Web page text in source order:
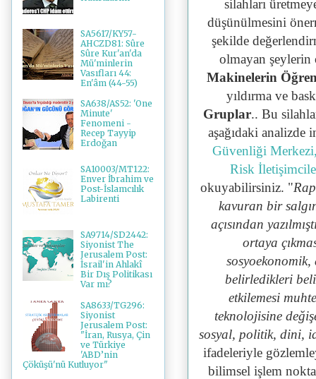
silahları
düşünülmesini
şekilde
olmayan
Makinelerin
yıldırma ve
Gruplar.. Bu
aşağıdaki analizde
Güvenliği
Risk
okuyabilirsiniz. "
kavuran bir
açısından
ortaya
belirledikleri
etkilemesi
teknolojisine
sosyal, politik, dini,
ifadeleriyle
bilimsel işlem
SA5617/KY57-
AHCZD81: Sûre
Sûre Kur'an'da
Mü'minlerin
Vasıfları 44:
En'âm (44-55)
SA638/AS52: 'One
Minute'
Fenomeni -
Recep Tayyip
Erdoğan
SA10003/MT122:
Enver İbrahim ve
Post-İslamcılık
Labirenti
SA9714/SD2442:
Siyonist The
Jerusalem Post:
İsrail'in Ahlakî
Bir Dış Politikası
Var mı?
SA8633/TG296:
Siyonist
Jerusalem Post:
"İran, Rusya, Çin
ve Türkiye
'ABD’nin
Çöküşü'nü Kutluyor"